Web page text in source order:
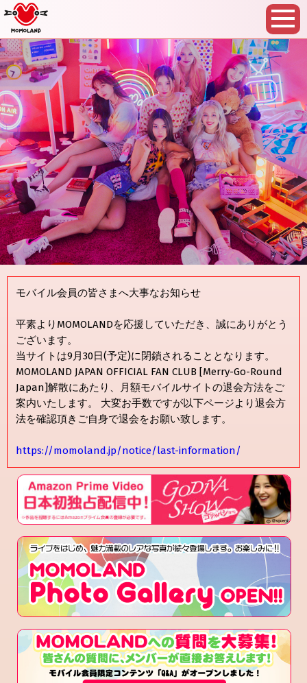
モバイル会員の皆さまへ大事なお知らせ
平素よりMOMOLANDを応援していただき、誠にありがとう
ございます。
当サイトは9月30日(予定)に閉鎖されることとなります。
MOMOLAND JAPAN OFFICIAL FAN CLUB [Merry-Go-Round
Japan]解散にあたり、月額モバイルサイトの退会方法をご
案内いたします。 大変お手数ですが以下ページより退会方
法を確認頂きご自身で退会をお願い致します。
https://momoland.jp/notice/last-information/